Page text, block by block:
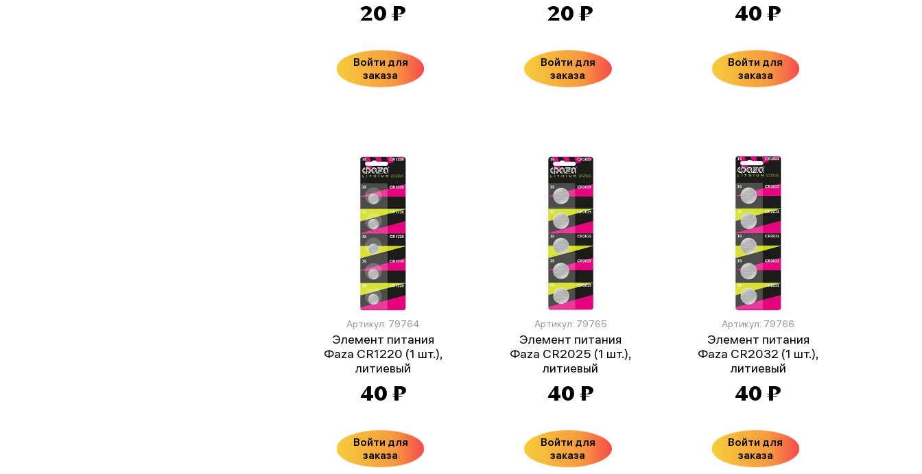
20 ₽
Войти для
заказа
20 ₽
Войти для
заказа
40 ₽
Войти для
заказа
Артикул: 79764
Элемент питания
Фаza CR1220 (1 шт.),
литиевый
40 ₽
Войти для
заказа
Артикул: 79765
Элемент питания
Фаza CR2025 (1 шт.),
литиевый
40 ₽
Войти для
заказа
Артикул: 79766
Элемент питания
Фаza CR2032 (1 шт.),
литиевый
40 ₽
Войти для
заказа